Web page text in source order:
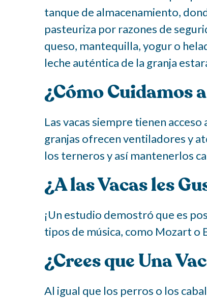
tanque de almacenamiento,
pasteuriza por razones de
queso, mantequilla, yogur o
leche auténtica de la granja
¿Cómo Cuidamos
Las vacas siempre tienen
granjas ofrecen ventiladores y
los terneros y así mantenerlos
¿A las Vacas les
¡Un estudio demostró que es
tipos de música, como Mozart o
¿Crees que Una
Al igual que los perros o los